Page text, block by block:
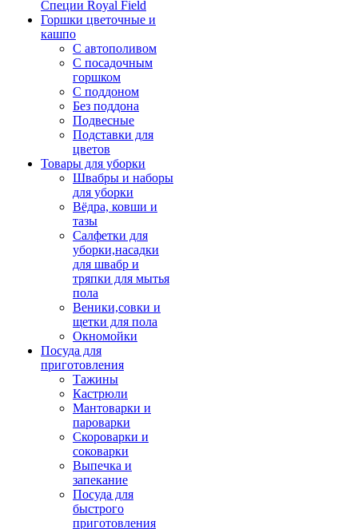
Специи Royal Field
Горшки цветочные и
кашпо
С автополивом
С посадочным
горшком
С поддоном
Без поддона
Подвесные
Подставки для
цветов
Товары для уборки
Швабры и наборы
для уборки
Вёдра, ковши и
тазы
Салфетки для
уборки,насадки
для швабр и
тряпки для мытья
пола
Веники,совки и
щетки для пола
Окномойки
Посуда для
приготовления
Тажины
Кастрюли
Мантоварки и
пароварки
Скороварки и
соковарки
Выпечка и
запекание
Посуда для
быстрого
приготовления